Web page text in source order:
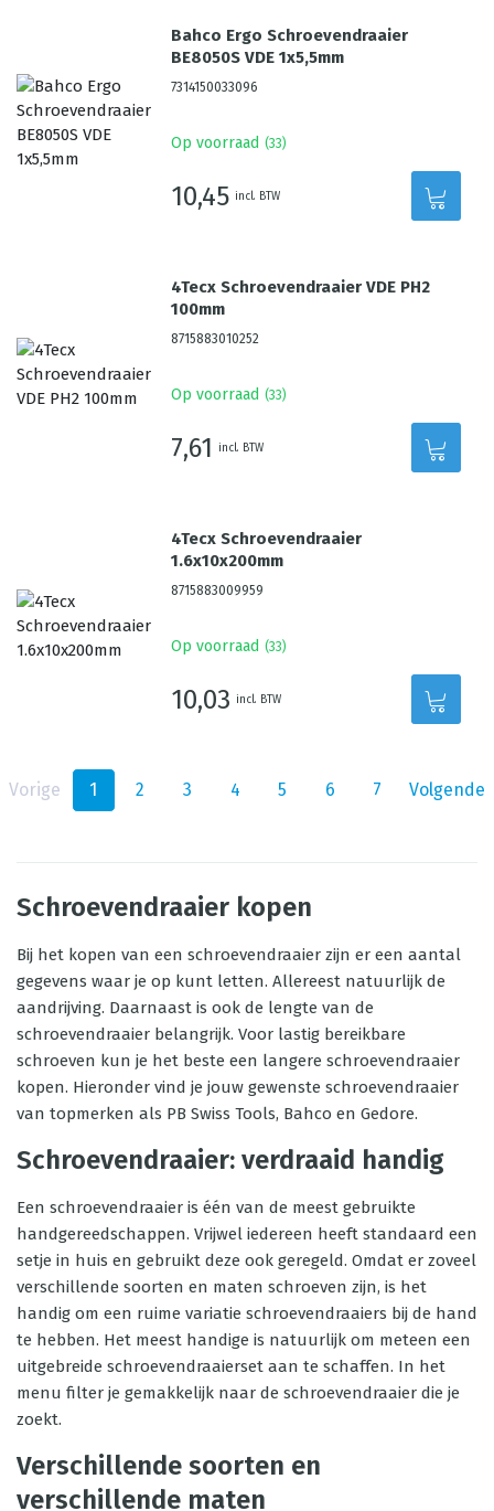
Bahco Ergo Schroevendraaier
BE8050S VDE 1x5,5mm
7314150033096
Op voorraad (33)
10,45 incl. BTW
4Tecx Schroevendraaier VDE PH2
100mm
8715883010252
Op voorraad (33)
7,61 incl. BTW
4Tecx Schroevendraaier
1.6x10x200mm
8715883009959
Op voorraad (33)
10,03 incl. BTW
Vorige 1 2 3 4 5 6 7 Volgende
Schroevendraaier kopen
Bij het kopen van een schroevendraaier zijn er een aantal
gegevens waar je op kunt letten. Allereest natuurlijk de
aandrijving. Daarnaast is ook de lengte van de
schroevendraaier belangrijk. Voor lastig bereikbare
schroeven kun je het beste een langere schroevendraaier
kopen. Hieronder vind je jouw gewenste schroevendraaier
van topmerken als PB Swiss Tools, Bahco en Gedore.
Schroevendraaier: verdraaid handig
Een schroevendraaier is één van de meest gebruikte
handgereedschappen. Vrijwel iedereen heeft standaard een
setje in huis en gebruikt deze ook geregeld. Omdat er zoveel
verschillende soorten en maten schroeven zijn, is het
handig om een ruime variatie schroevendraaiers bij de hand
te hebben. Het meest handige is natuurlijk om meteen een
uitgebreide schroevendraaierset aan te schaffen. In het
menu filter je gemakkelijk naar de schroevendraaier die je
zoekt.
Verschillende soorten en
verschillende maten